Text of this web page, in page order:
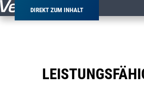
DIREKT ZUM INHALT
Pfadnavigation